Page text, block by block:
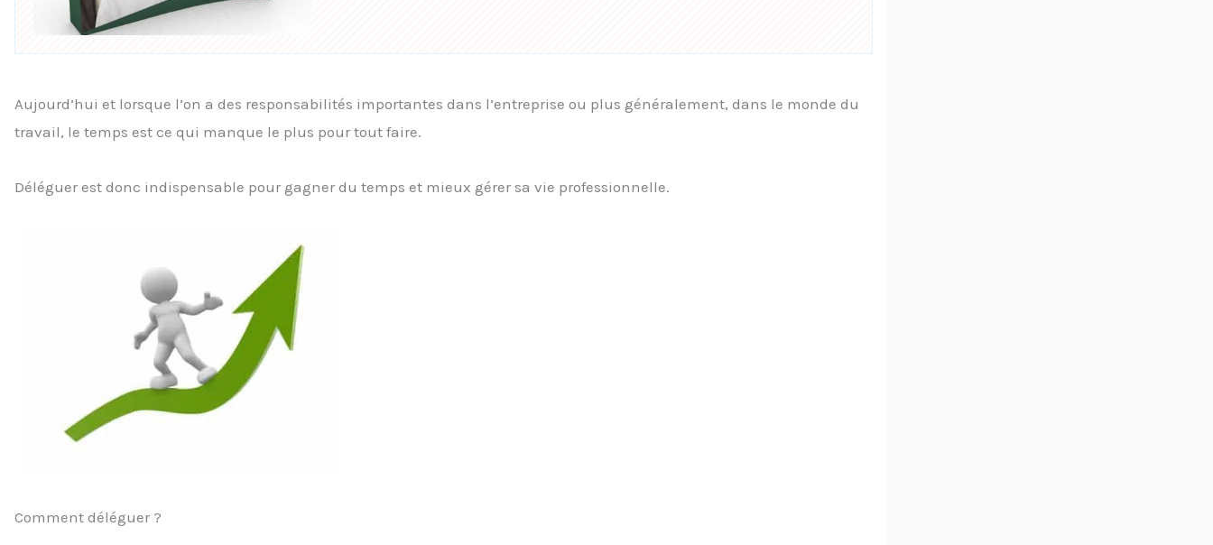
Aujourd’hui et lorsque l’on a des responsabilités importantes dans l’entreprise ou plus généralement, dans le monde du
travail, le temps est ce qui manque le plus pour tout faire.
Déléguer est donc indispensable pour gagner du temps et mieux gérer sa vie professionnelle.
Comment déléguer ?